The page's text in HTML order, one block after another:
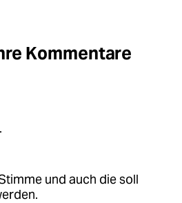
Kommentare
und auch die soll